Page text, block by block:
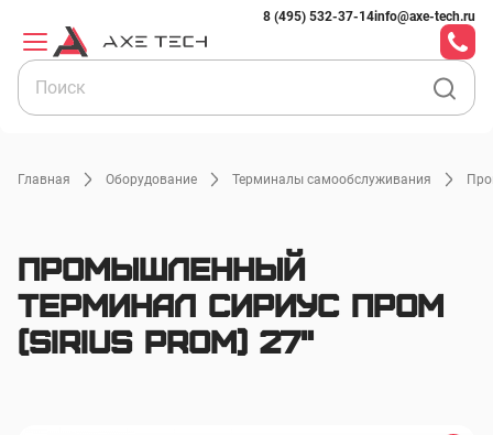
8 (495) 532-37-14info@axe-tech.ru
Главная Оборудование Терминалы самообслуживания
Промышленный
терминал Сириус Пром
(Sirius Prom) 27"